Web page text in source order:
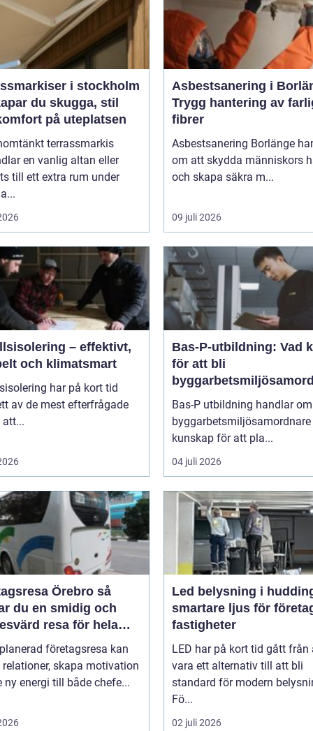
i stockholm
du skugga, stil
på uteplatsen
terrassmarkis
en vanlig altan eller
till ett extra rum under
Asbestsanering i
Trygg hantering av
fibrer
Asbestsanering Borlänge
om att skydda människors
och skapa säkra m...
09 juli 2026
– effektivt,
och klimatsmart
har på kort tid
av de mest efterfrågade
Bas-P-utbildning: Vad
för att bli
?
Bas-P utbildning handlar
kunskap för att pla...
04 juli 2026
Örebro så
du en smidig och
resa för hela
företagsresa kan
skapa motivation
ny energi till både chefe...
Led belysning i
smartare ljus för
fastigheter
LED har på kort tid gått från
vara ett alternativ till att bli
standard för modern
Fö...
02 juli 2026